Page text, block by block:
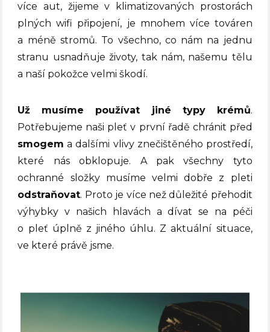
více aut, žijeme v klimatizovaných prostorách
plných wifi připojení, je mnohem více továren
a méně stromů. To všechno, co nám na jednu
stranu usnadňuje životy, tak nám, našemu tělu
a naší pokožce velmi škodí.
Už musíme používat jiné typy krémů.
Potřebujeme naši pleť v první řadě chránit před
smogem a dalšími vlivy znečištěného prostředí,
které nás obklopuje. A pak všechny tyto
ochranné složky musíme velmi dobře z pleti
odstraňovat. Proto je více než důležité přehodit
výhybky v našich hlavách a dívat se na péči
o pleť úplně z jiného úhlu. Z aktuální situace,
ve které právě jsme.